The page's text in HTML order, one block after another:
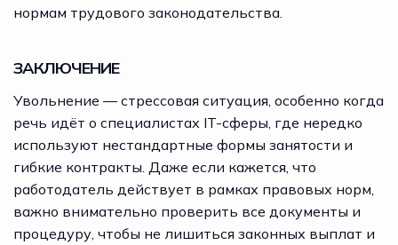
нормам трудового законодательства.
ЗАКЛЮЧЕНИЕ
Увольнение — стрессовая ситуация, особенно когда
речь идёт о специалистах IT-сферы, где нередко
используют нестандартные формы занятости и
гибкие контракты. Даже если кажется, что
работодатель действует в рамках правовых норм,
важно внимательно проверить все документы и
процедуру, чтобы не лишиться законных выплат и